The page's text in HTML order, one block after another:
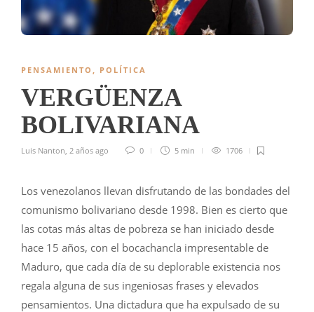
PENSAMIENTO POLÍTICA
VERGÜENZA
BOLIVARIANA
Luis Nanton 2 años ago 0 5 min 1706
Los venezolanos llevan disfrutando de las bondades del
comunismo bolivariano desde 1998. Bien es cierto que
las cotas más altas de pobreza se han iniciado desde
hace 15 años, con el bocachancla impresentable de
Maduro, que cada día de su deplorable existencia nos
regala alguna de sus ingeniosas frases y elevados
pensamientos. Una dictadura que ha expulsado de su